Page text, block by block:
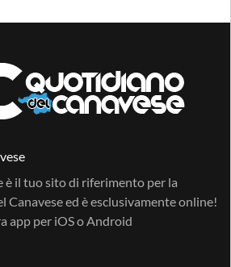
è il tuo sito di riferimento per la
Canavese ed è esclusivamente online!
app per iOSoAndroid